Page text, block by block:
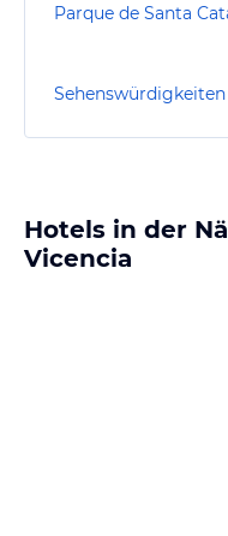
Parque de Santa
Hotels in der
Vicencia